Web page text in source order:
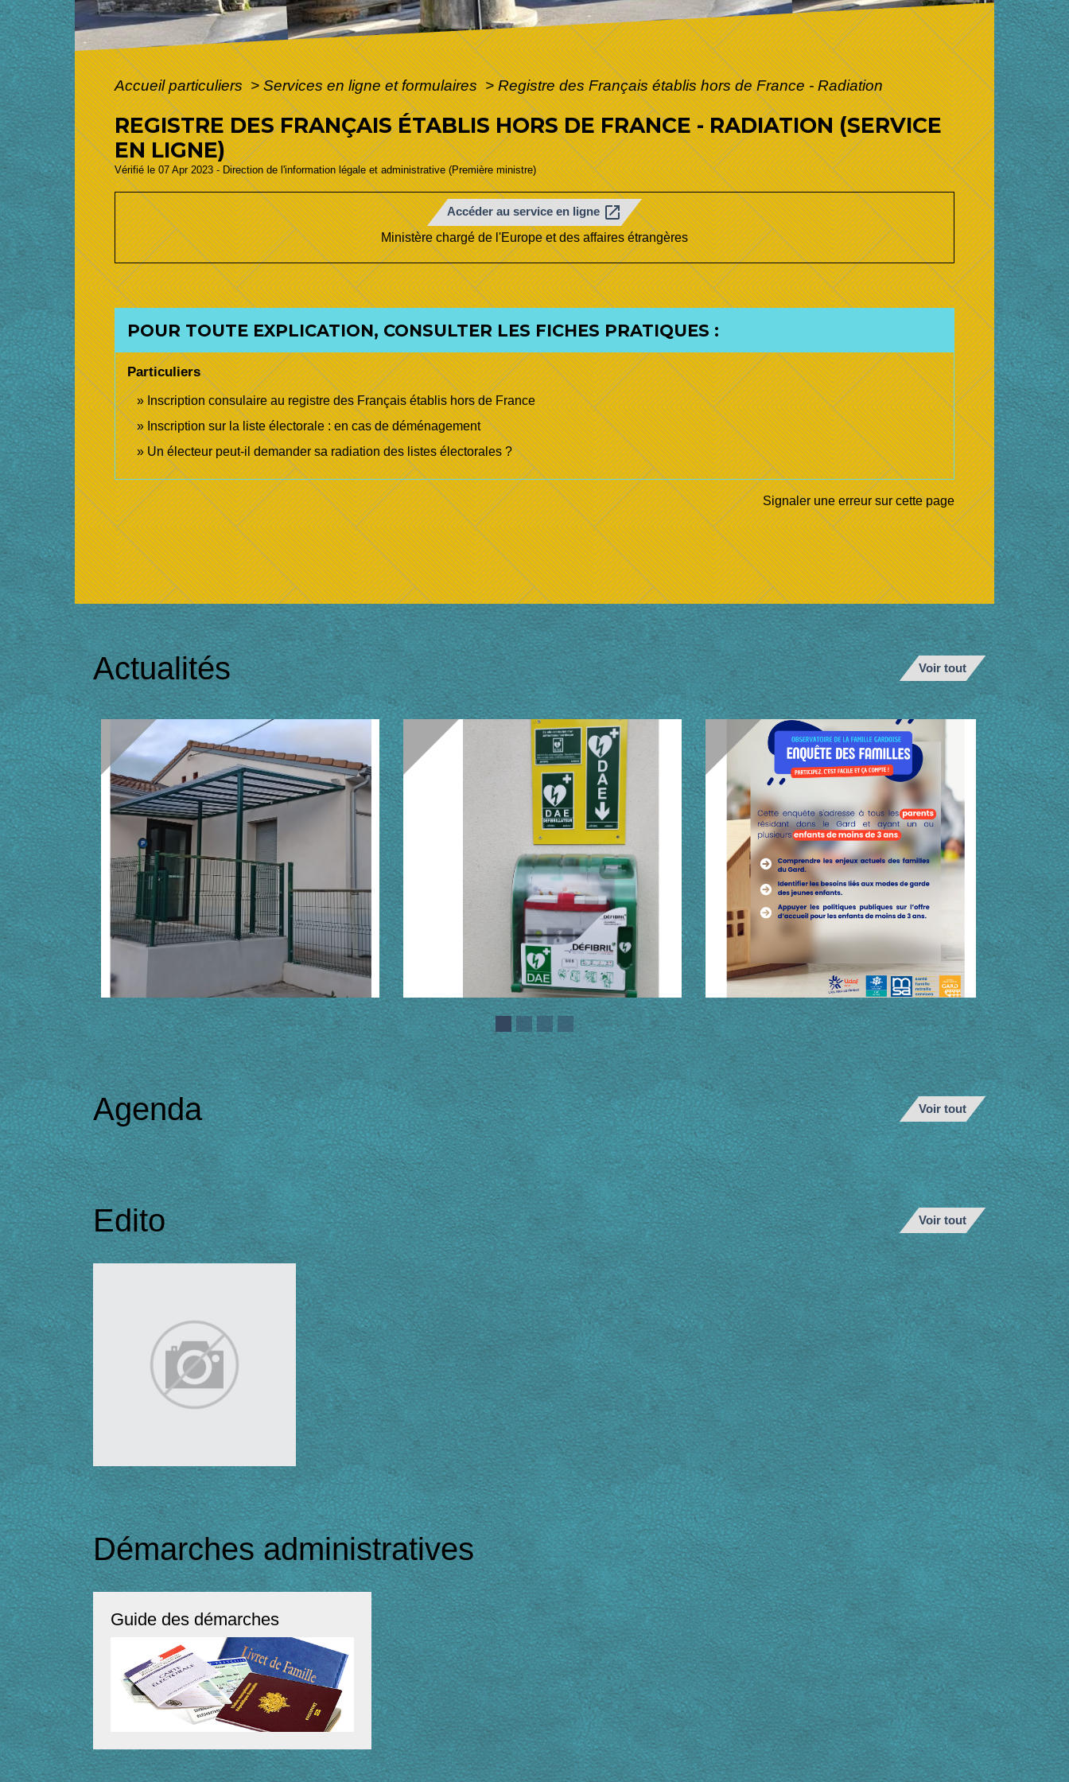
Accueil particuliers> Services en ligne et formulaires> Registre des Français établis hors de France - Radiation
REGISTRE DES FRANÇAIS ÉTABLIS HORS DE FRANCE - RADIATION (SERVICE
EN LIGNE)
Vérifié le 07 Apr 2023 - Direction de l'information légale et administrative (Première ministre)
Accéder au service en ligne open_in_new
Ministère chargé de l'Europe et des affaires étrangères
POUR TOUTE EXPLICATION, CONSULTER LES FICHES PRATIQUES :
Particuliers
Inscription consulaire au registre des Français établis hors de France
Inscription sur la liste électorale : en cas de déménagement
Un électeur peut-il demander sa radiation des listes électorales ?
Signaler une erreur sur cette page
Actualités Voir tout
Agenda Voir tout
Edito Voir tout
Démarches administratives
Guide des démarches